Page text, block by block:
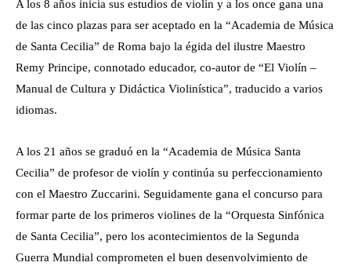
A los 8 años inicia sus estudios de violín y a los once gana una
de las cinco plazas para ser aceptado en la “Academia de Música
de Santa Cecilia” de Roma bajo la égida del ilustre Maestro
Remy Principe, connotado educador, co-autor de “El Violín –
Manual de Cultura y Didáctica Violinística”, traducido a varios
idiomas.
A los 21 años se graduó en la “Academia de Música Santa
Cecilia” de profesor de violín y continúa su perfeccionamiento
con el Maestro Zuccarini. Seguidamente gana el concurso para
formar parte de los primeros violines de la “Orquesta Sinfónica
de Santa Cecilia”, pero los acontecimientos de la Segunda
Guerra Mundial comprometen el buen desenvolvimiento de